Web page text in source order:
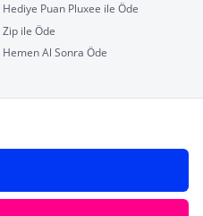
Hediye Puan Pluxee ile Öde
Zip ile Öde
Hemen Al Sonra Öde